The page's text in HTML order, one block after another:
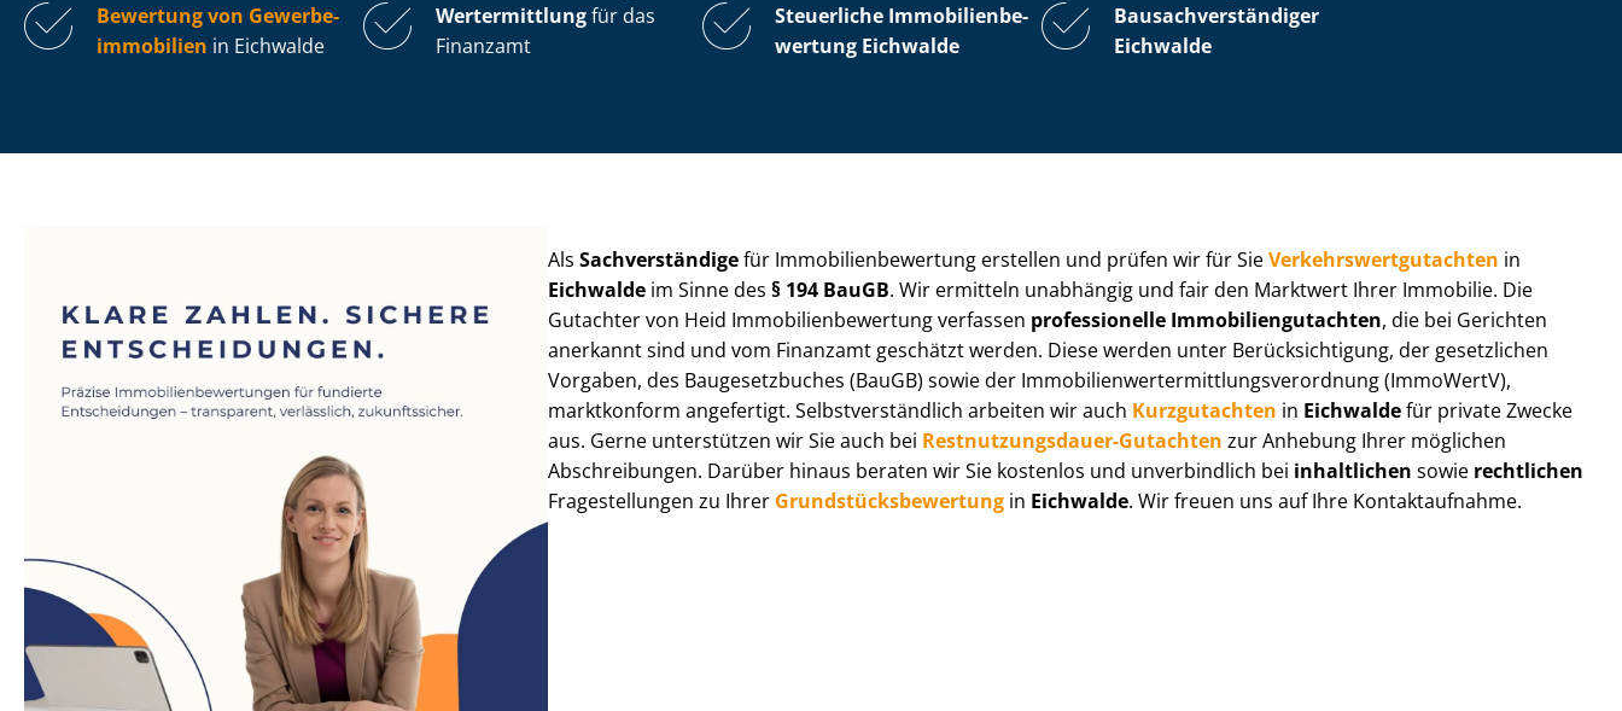
Bewertung von Ge­wer­be­
im­mo­bi­li­en in Eichwalde
Wertermittlungfür das
Finanzamt
Steuerliche Im­mo­bi­li­en­be­
wer­tung Eichwalde
Bau­sach­ver­stän­di­ger
Eichwalde
AlsSachverständigefür Im­mo­bi­li­en­be­wer­tung erstellen und prüfen wir für SieVer­kehrs­wert­gut­ach­ten in
Eichwalde im Sinne des§ 194 BauGB. Wir ermitteln unabhängig und fair den Marktwert Ihrer Immobilie. Die
Gutachter von Heid Im­mo­bi­li­en­be­wer­tung verfassen professionelle Im­mo­bi­li­en­gut­ach­ten, die bei Gerichten
anerkannt sind und vom Finanzamt geschätzt werden. Diese werden unter Be­rück­sich­ti­gung, der gesetzlichen
Vorgaben, des Baugesetzbuches (BauGB) sowie der Im­mo­bi­li­en­wert­ermitt­lungs­ver­ord­nung (ImmoWertV),
marktkonform angefertigt. Selbst­ver­ständ­lich arbeiten wir auch Kurzgutachten in Eichwaldefür private Zwecke
aus. Gerne unterstützen wir Sie auch bei Rest­nut­zungs­dau­er-Gutachten zur Anhebung Ihrer möglichen
Abschreibungen. Darüber hinaus beraten wir Sie kostenlos und unverbindlich bei inhaltlichen sowie rechtlichen
Fragestellungen zu Ihrer Grund­stücks­be­wer­tung in Eichwalde. Wir freuen uns auf Ihre Kontaktaufnahme.